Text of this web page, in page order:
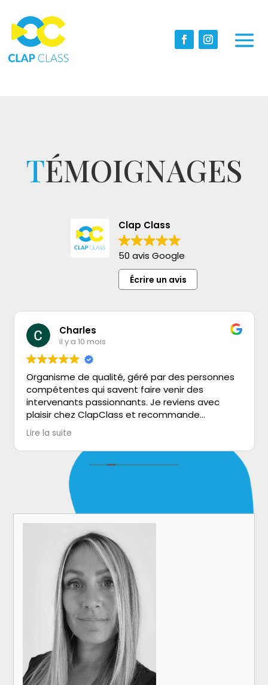
TÉMOIGNAGES
Clap Class
50 avis Google
Écrire un avis
Charles
il y a 10 mois
Organisme de qualité, géré par des personnes
compétentes qui savent faire venir des
intervenants passionnants. Je reviens avec
plaisir chez ClapClass et recommande
vivement!
Lire la suite